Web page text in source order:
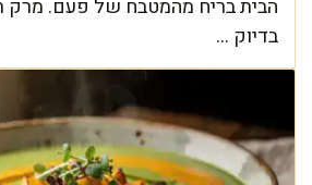
הבית בריח מהמטבח של פעם. מרק
בדיוק ...